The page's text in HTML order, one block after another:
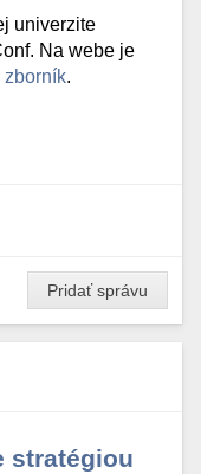
univerzite
Na webe je
zborník.
Pridať správu
stratégiou